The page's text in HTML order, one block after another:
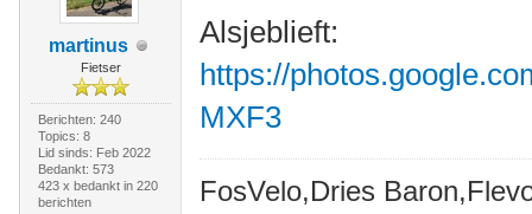
martinus
Fietser
Berichten: 240
Topics: 8
Lid sinds: Feb 2022
Bedankt: 573
423 x bedankt in 220
berichten
Alsjeblieft:
https://
MXF3
FosVelo,Dries